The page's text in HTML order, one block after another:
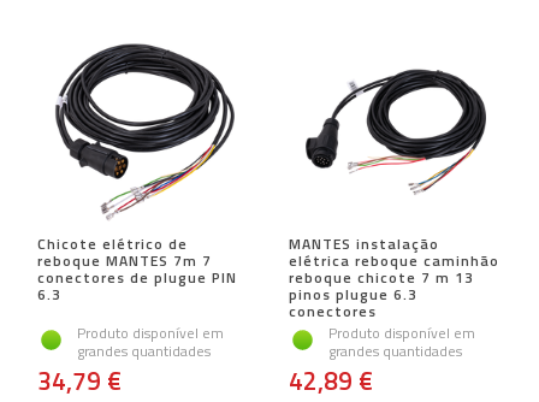
Chicote elétrico de
reboque MANTES 7m 7
conectores de plugue PIN
6.3
Produto disponível em
grandes quantidades
34,79 €
MANTES instalação
elétrica reboque caminhão
reboque chicote 7 m 13
pinos plugue 6.3
conectores
Produto disponível em
grandes quantidades
42,89 €